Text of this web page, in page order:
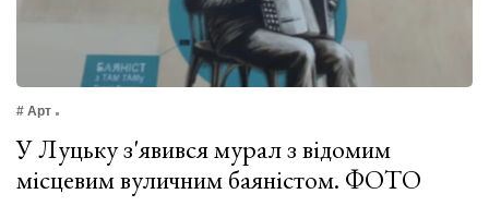
# Арт
У Луцьку з'явився мурал з відомим
місцевим вуличним баяністом. ФОТО